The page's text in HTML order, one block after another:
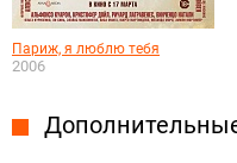
Париж, я люблю тебя
2006